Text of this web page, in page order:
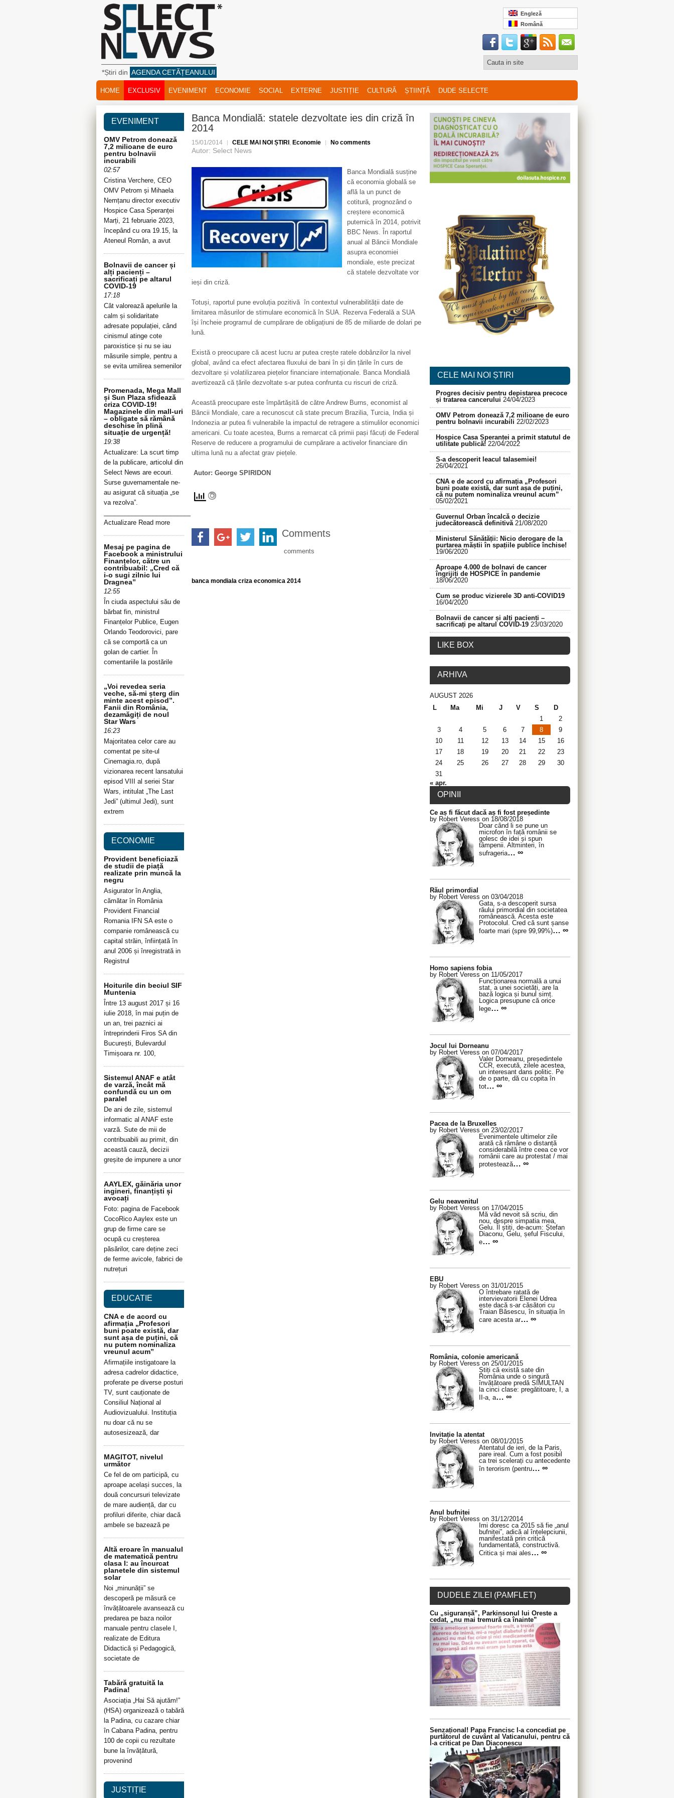
*Știri din AGENDA CETĂȚEANULUI
Engleză
Română
HOME EXCLUSIV EVENIMENT ECONOMIE SOCIAL EXTERNE JUSTIȚIE CULTURĂ ȘTIINȚĂ DUDE SELECTE
Banca Mondială: statele dezvoltate ies din criză în
2014
15/01/2014 CELE MAI NOI ȘTIRI , Economie No comments
Autor: Select News
Banca Mondială susține
că economia globală se
află la un punct de
cotitură, prognozând o
creștere economică
puternică în 2014, potrivit
BBC News. În raportul
anual al Băncii Mondiale
asupra economiei
mondiale, este precizat
că statele dezvoltate vor
ieși din criză.
Totuși, raportul pune evoluția pozitivă în contextul vulnerabilității date de
limitarea măsurilor de stimulare economică în SUA. Rezerva Federală a SUA
își încheie programul de cumpărare de obligațiuni de 85 de miliarde de dolari pe
lună.
Există o preocupare că acest lucru ar putea crește ratele dobânzilor la nivel
global, având ca efect afectarea fluxului de bani în și din țările în curs de
dezvoltare și volatilizarea piețelor financiare internaționale. Banca Mondială
avertizează că țările dezvoltate s-ar putea confrunta cu riscuri de criză.
Această preocupare este împărtășită de către Andrew Burns, economist al
Băncii Mondiale, care a recunoscut că state precum Brazilia, Turcia, India și
Indonezia ar putea fi vulnerabile la impactul de retragere a stimulilor economici
americani. Cu toate acestea, Burns a remarcat că primii pași făcuți de Federal
Reserve de reducere a programului de cumpărare a activelor financiare din
ultima lună nu a afectat grav piețele.
Autor: George SPIRIDON
Comments
comments
banca mondiala criza economica 2014
EVENIMENT
OMV Petrom donează
7,2 milioane de euro
pentru bolnavii
incurabili
02:57
Cristina Verchere, CEO
OMV Petrom și Mihaela
Nemțanu director executiv
Hospice Casa Speranței
Marți, 21 februarie 2023,
începând cu ora 19.15, la
Ateneul Român, a avut
Bolnavii de cancer și
alți pacienți –
sacrificați pe altarul
COVID-19
17:18
Cât valorează apelurile la
calm și solidaritate
adresate populației, când
cinismul atinge cote
paroxistice și nu se iau
măsurile simple, pentru a
se evita umilirea semenilor
Promenada, Mega Mall
și Sun Plaza sfidează
criza COVID-19!
Magazinele din mall-uri
– obligate să rămână
deschise în plină
situație de urgență!
19:38
Actualizare: La scurt timp
de la publicare, articolul din
Select News are ecouri.
Surse guvernamentale ne-
au asigurat că situația „se
va rezolva”.
Actualizare Read more
Mesaj pe pagina de
Facebook a ministrului
Finanțelor, către un
contribuabil: „Cred că
i-o sugi zilnic lui
Dragnea”
12:55
În ciuda aspectului său de
bărbat fin, ministrul
Finanțelor Publice, Eugen
Orlando Teodorovici, pare
că se comportă ca un
golan de cartier. În
comentariile la postările
„Voi revedea seria
veche, să-mi șterg din
minte acest episod”.
Fanii din România,
dezamăgiți de noul
Star Wars
16:23
Majoritatea celor care au
comentat pe site-ul
Cinemagia.ro, după
vizionarea recent lansatului
episod VIII al seriei Star
Wars, intitulat „The Last
Jedi” (ultimul Jedi), sunt
extrem
ECONOMIE
Provident beneficiază
de studii de piață
realizate prin muncă la
negru
Asigurator în Anglia,
cămătar în România
Provident Financial
Romania IFN SA este o
companie românească cu
capital străin, înființată în
anul 2006 și înregistrată in
Registrul
Hoiturile din beciul SIF
Muntenia
Între 13 august 2017 și 16
iulie 2018, în mai puțin de
un an, trei paznici ai
întreprinderii Firos SA din
București, Bulevardul
Timișoara nr. 100,
Sistemul ANAF e atât
de varză, încât mă
confundă cu un om
paralel
De ani de zile, sistemul
informatic al ANAF este
varză. Sute de mii de
contribuabili au primit, din
această cauză, decizii
greșite de impunere a unor
AAYLEX, găinăria unor
ingineri, finanțiști și
avocați
Foto: pagina de Facebook
CocoRico Aaylex este un
grup de firme care se
ocupă cu creșterea
păsărilor, care deține zeci
de ferme avicole, fabrici de
nutrețuri
EDUCATIE
CNA e de acord cu
afirmația „Profesori
buni poate există, dar
sunt așa de puțini, că
nu putem nominaliza
vreunul acum”
Afirmațiile instigatoare la
adresa cadrelor didactice,
proferate pe diverse posturi
TV, sunt cauționate de
Consiliul Național al
Audiovizualului. Instituția
nu doar că nu se
autosesizează, dar
MAGITOT, nivelul
următor
Ce fel de om participă, cu
aproape același succes, la
două concursuri televizate
de mare audiență, dar cu
profiluri diferite, chiar dacă
ambele se bazează pe
Altă eroare în manualul
de matematică pentru
clasa I: au încurcat
planetele din sistemul
solar
Noi „minunății” se
descoperă pe măsură ce
învățătoarele avansează cu
predarea pe baza noilor
manuale pentru clasele I,
realizate de Editura
Didactică și Pedagogică,
societate de
Tabără gratuită la
Padina!
Asociația „Hai Să ajutăm!”
(HSA) organizează o tabără
la Padina, cu cazare chiar
în Cabana Padina, pentru
100 de copii cu rezultate
bune la învățătură,
provenind
JUSTIȚIE
CELE MAI NOI ȘTIRI
Progres decisiv pentru depistarea precoce
și tratarea cancerului 24/04/2023
OMV Petrom donează 7,2 milioane de euro
pentru bolnavii incurabili 22/02/2023
Hospice Casa Speranței a primit statutul de
utilitate publică! 22/04/2022
S-a descoperit leacul talasemiei!
26/04/2021
CNA e de acord cu afirmația „Profesori
buni poate există, dar sunt așa de puțini,
că nu putem nominaliza vreunul acum”
05/02/2021
Guvernul Orban încalcă o decizie
judecătorească definitivă 21/08/2020
Ministerul Sănătății: Nicio derogare de la
purtarea măștii în spațiile publice închise!
19/06/2020
Aproape 4.000 de bolnavi de cancer
îngrijiți de HOSPICE în pandemie
18/06/2020
Cum se produc vizierele 3D anti-COVID19
16/04/2020
Bolnavii de cancer și alți pacienți –
sacrificați pe altarul COVID-19 23/03/2020
LIKE BOX
ARHIVA
AUGUST 2026
L
Ma Mi J V S
D
1
2
3
4 5 6 7 8
9
10
11 12 13 14 15
16
17
18 19 20 21 22
23
24
25 26 27 28 29
30
31
« apr.
OPINII
Ce aș fi făcut dacă aș fi fost președinte
by Robert Veress on 18/08/2018
Doar când li se pune un
microfon în față românii se
golesc de idei și spun
tâmpenii. Altminteri, în
sufrageria… ∞
Răul primordial
by Robert Veress on 03/04/2018
Gata, s-a descoperit sursa
răului primordial din societatea
românească. Acesta este
Protocolul. Cred că sunt șanse
foarte mari (spre 99,99%)… ∞
Homo sapiens fobia
by Robert Veress on 11/05/2017
Funcționarea normală a unui
stat, a unei societăți, are la
bază logica și bunul simț.
Logica presupune că orice
lege… ∞
Jocul lui Dorneanu
by Robert Veress on 07/04/2017
Valer Dorneanu, președintele
CCR, execută, zilele acestea,
un interesant dans politic. Pe
de o parte, dă cu copita în
tot… ∞
Pacea de la Bruxelles
by Robert Veress on 23/02/2017
Evenimentele ultimelor zile
arată că rămâne o distanță
considerabilă între ceea ce vor
românii care au protestat / mai
protestează… ∞
Gelu neavenitul
by Robert Veress on 17/04/2015
Mă văd nevoit să scriu, din
nou, despre simpatia mea,
Gelu. Îl știți, de-acum: Ștefan
Diaconu, Gelu, șeful Fiscului,
e… ∞
EBU
by Robert Veress on 31/01/2015
O întrebare ratată de
intervievatorii Elenei Udrea
este dacă s-ar căsători cu
Traian Băsescu, în situația în
care acesta ar… ∞
România, colonie americană
by Robert Veress on 25/01/2015
Știți că există sate din
România unde o singură
învățătoare predă SIMULTAN
la cinci clase: pregătitoare, I, a
II-a, a… ∞
Invitație la atentat
by Robert Veress on 08/01/2015
Atentatul de ieri, de la Paris,
pare ireal. Cum a fost posibil
ca trei scelerați cu antecedente
în terorism (pentru… ∞
Anul bufniței
by Robert Veress on 31/12/2014
Îmi doresc ca 2015 să fie „anul
bufniței”, adică al înțelepciunii,
manifestată prin critică
fundamentată, constructivă.
Critica și mai ales… ∞
DUDELE ZILEI (PAMFLET)
Cu „siguranșă”, Parkinsonul lui Oreste a
cedat, „nu mai tremură ca înainte”
Senzațional! Papa Francisc l-a concediat pe
purtătorul de cuvânt al Vaticanului, pentru că
l-a criticat pe Dan Diaconescu